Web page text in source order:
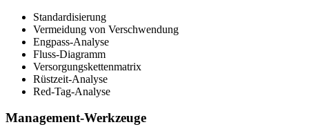
Standardisierung
Vermeidung von Verschwendung
Engpass-Analyse
Fluss-Diagramm
Versorgungskettenmatrix
Rüstzeit-Analyse
Red-Tag-Analyse
Management-Werkzeuge